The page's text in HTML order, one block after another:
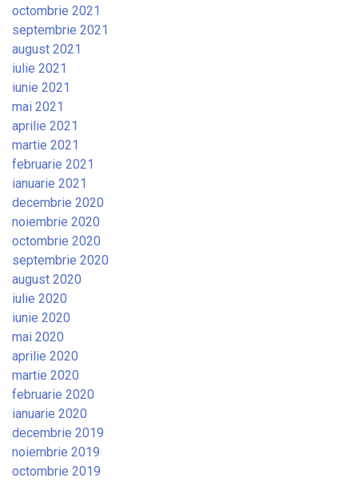
octombrie 2021
septembrie 2021
august 2021
iulie 2021
iunie 2021
mai 2021
aprilie 2021
martie 2021
februarie 2021
ianuarie 2021
decembrie 2020
noiembrie 2020
octombrie 2020
septembrie 2020
august 2020
iulie 2020
iunie 2020
mai 2020
aprilie 2020
martie 2020
februarie 2020
ianuarie 2020
decembrie 2019
noiembrie 2019
octombrie 2019